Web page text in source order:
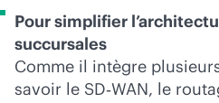
Pour simplifier
succursales
Comme il intègre
savoir le SD‑WAN, le